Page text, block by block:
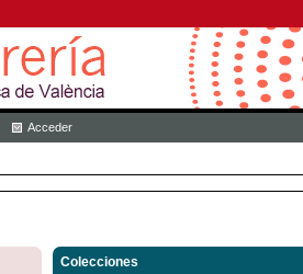
Acceder
Colecciones